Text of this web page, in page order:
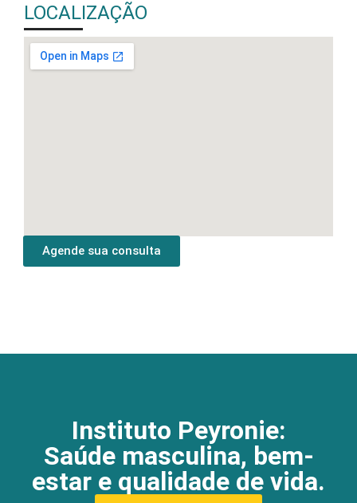
LOCALIZAÇÃO
Agende sua consulta
Instituto Peyronie:
Saúde masculina, bem-
estar e qualidade de vida.